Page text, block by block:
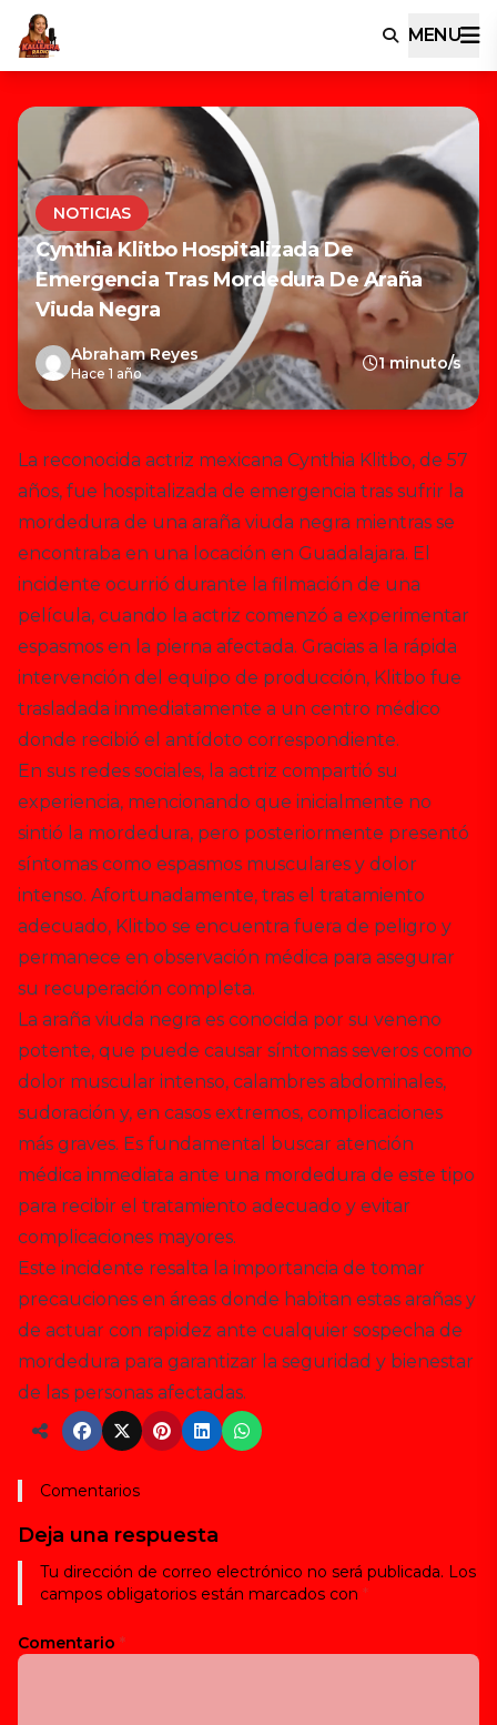
MENU
NOTICIAS
Cynthia Klitbo Hospitalizada De
Emergencia Tras Mordedura De Araña
Viuda Negra
Abraham Reyes
Hace 1 año
1 minuto/s
La reconocida actriz mexicana Cynthia Klitbo, de 57
años, fue hospitalizada de emergencia tras sufrir la
mordedura de una araña viuda negra mientras se
encontraba en una locación en Guadalajara. El
incidente ocurrió durante la filmación de una
película, cuando la actriz comenzó a experimentar
espasmos en la pierna afectada. Gracias a la rápida
intervención del equipo de producción, Klitbo fue
trasladada inmediatamente a un centro médico
donde recibió el antídoto correspondiente.
En sus redes sociales, la actriz compartió su
experiencia, mencionando que inicialmente no
sintió la mordedura, pero posteriormente presentó
síntomas como espasmos musculares y dolor
intenso. Afortunadamente, tras el tratamiento
adecuado, Klitbo se encuentra fuera de peligro y
permanece en observación médica para asegurar
su recuperación completa.
La araña viuda negra es conocida por su veneno
potente, que puede causar síntomas severos como
dolor muscular intenso, calambres abdominales,
sudoración y, en casos extremos, complicaciones
más graves. Es fundamental buscar atención
médica inmediata ante una mordedura de este tipo
para recibir el tratamiento adecuado y evitar
complicaciones mayores.
Este incidente resalta la importancia de tomar
precauciones en áreas donde habitan estas arañas y
de actuar con rapidez ante cualquier sospecha de
mordedura para garantizar la seguridad y bienestar
de las personas afectadas.
Comentarios
Deja una respuesta
Tu dirección de correo electrónico no será publicada. Los
campos obligatorios están marcados con *
Comentario *